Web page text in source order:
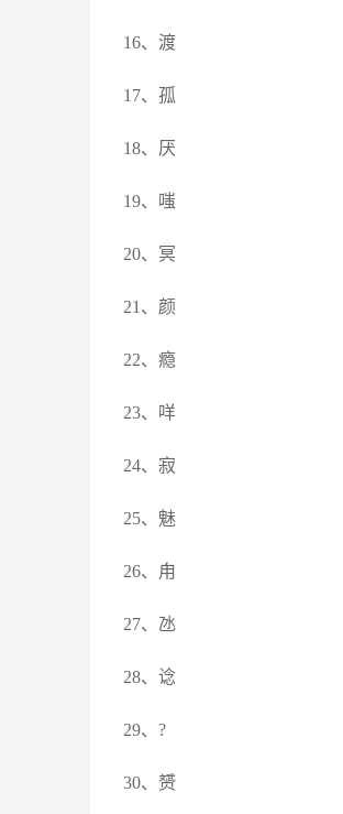
16、渡
17、孤
18、厌
19、嗤
20、冥
21、颜
22、瘾
23、咩
24、寂
25、魅
26、甪
27、氹
28、谂
29、?
30、赟